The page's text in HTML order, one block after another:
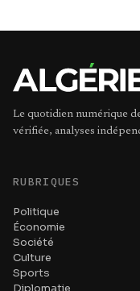
Le quotidien numérique
vérifiée, analyses
RUBRIQUES
Politique
Économie
Société
Culture
Sports
Diplomatie